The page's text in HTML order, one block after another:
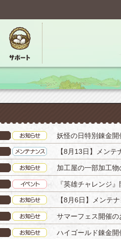
妖怪の日特別錬金開
【8月13日】メン
加工屋の一部加工
『英雄チャレンジ』
【8月6日】メンテ
サマーフェス開催の
ハイゴールド錬金